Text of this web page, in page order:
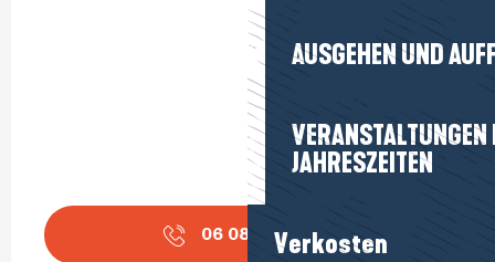
AUSGEHEN UND
JAHRESZEITEN
Verkosten
06 08 90 63 ▒▒